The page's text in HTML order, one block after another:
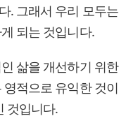
. 그래서 우리 모두는
되는 것입니다.
삶을 개선하기 위한
적으로 유익한 것이
것입니다.